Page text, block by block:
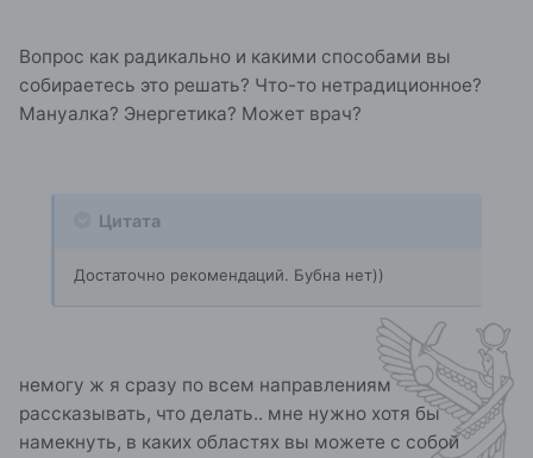
Вопрос как радикально и какими способами вы
собираетесь это решать? Что-то нетрадиционное?
Мануалка? Энергетика? Может врач?
Цитата
Достаточно рекомендаций. Бубна нет))
немогу ж я сразу по всем направлениям
рассказывать, что делать.. мне нужно хотя бы
намекнуть, в каких областях вы можете с собой